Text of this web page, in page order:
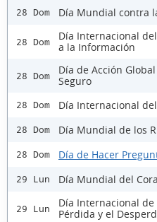
28 Dom Día Mundial contra
28 Dom
Día Internacional
a la Información
28 Dom
Día de Acción
Seguro
28 Dom Día Internacional
28 Dom Día Mundial de los
28 Dom Día de Hacer
29 Lun Día Mundial del
29 Lun
Día Internacional
Pérdida y el